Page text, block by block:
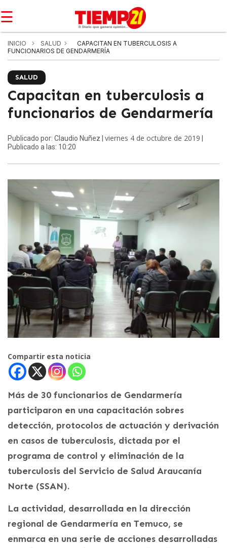
☰
INICIO SALUD
CAPACITAN EN TUBERCULOSIS A
FUNCIONARIOS DE GENDARMERÍA
SALUD
Capacitan en tuberculosis a
funcionarios de Gendarmería
Publicado por: Claudio Nuñez | viernes 4 de octubre de 2019
Publicado a las: 10:20
Compartir esta noticia
Más de 30 funcionarios de Gendarmería
participaron en una capacitación sobres
detección, protocolos de actuación y derivación
en casos de tuberculosis, dictada por el
programa de control y eliminación de la
tuberculosis del Servicio de Salud Araucanía
Norte (SSAN).
La actividad, desarrollada en la dirección
regional de Gendarmería en Temuco, se
enmarca en una serie de acciones desarrolladas